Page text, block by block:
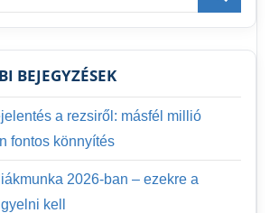
Search
BEJEGYZÉSEK
a rezsiről: másfél millió
fontos könnyítés
2026-ban – ezekre a
kell